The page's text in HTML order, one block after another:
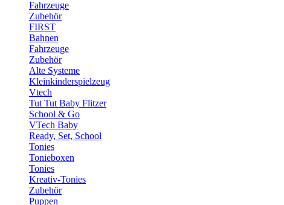
Fahrzeuge
Zubehör
FIRST
Bahnen
Fahrzeuge
Zubehör
Alte Systeme
Kleinkinderspielzeug
Vtech
Tut Tut Baby Flitzer
School & Go
VTech Baby
Ready, Set, School
Tonies
Tonieboxen
Tonies
Kreativ-Tonies
Zubehör
Puppen